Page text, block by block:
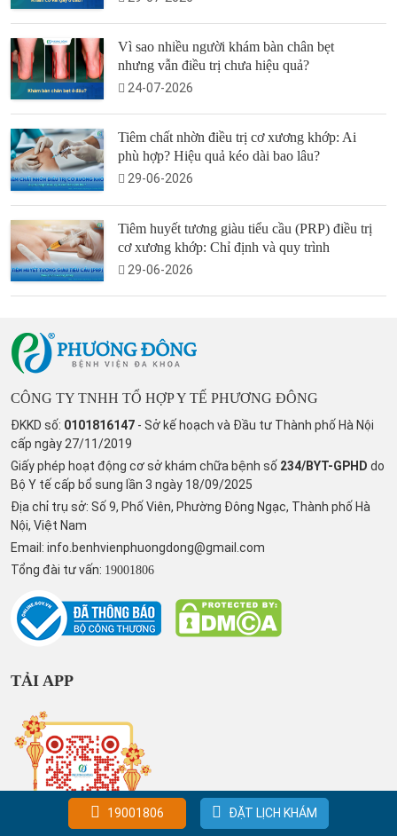
Vì sao nhiều người khám bàn chân bẹt
nhưng vẫn điều trị chưa hiệu quả?
24-07-2026
Tiêm chất nhờn điều trị cơ xương khớp: Ai
phù hợp? Hiệu quả kéo dài bao lâu?
29-06-2026
Tiêm huyết tương giàu tiểu cầu (PRP) điều trị
cơ xương khớp: Chỉ định và quy trình
29-06-2026
19001806 ĐẶT LỊCH KHÁM
CÔNG TY TNHH TỔ HỢP Y TẾ PHƯƠNG ĐÔNG
ĐKKD số: 0101816147 - Sở kế hoạch và Đầu tư Thành phố Hà Nội
cấp ngày 27/11/2019
Giấy phép hoạt động cơ sở khám chữa bệnh số 234/BYT-GPHD do
Bộ Y tế cấp bổ sung lần 3 ngày 18/09/2025
Địa chỉ trụ sở: Số 9, Phố Viên, Phường Đông Ngạc, Thành phố Hà
Nội, Việt Nam
Email: info.benhvienphuongdong@gmail.com
Tổng đài tư vấn: 19001806
TẢI APP